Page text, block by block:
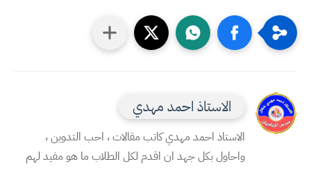
الاستاذ احمد مهدي
الاستاذ احمد مهدي كاتب مقالات ، احب التدوين ،
واحاول بكل جهد ان اقدم لكل الطلاب ما هو مفيد لهم